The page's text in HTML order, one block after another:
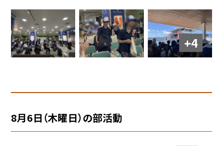
+4
8月6日（木曜日）の部活動